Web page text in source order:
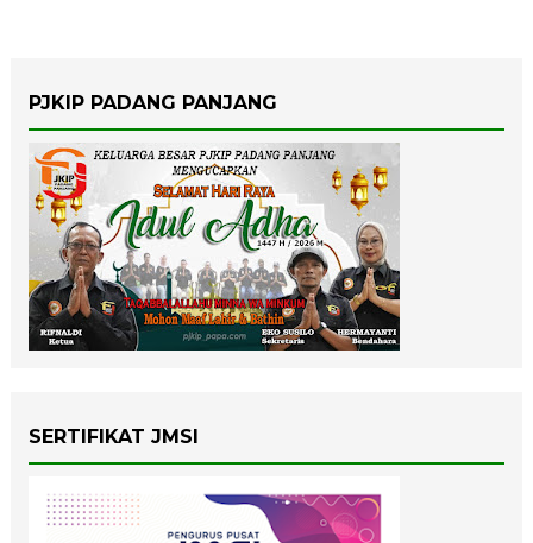
PJKIP PADANG PANJANG
SERTIFIKAT JMSI